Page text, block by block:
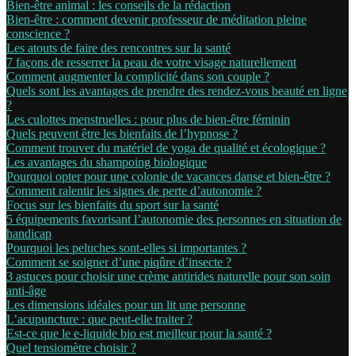
Bien-être animal : les conseils de la rédaction
Bien-être : comment devenir professeur de méditation pleine
conscience ?
Les atouts de faire des rencontres sur la santé
7 façons de resserrer la peau de votre visage naturellement
Comment augmenter la complicité dans son couple ?
Quels sont les avantages de prendre des rendez-vous beauté en ligne
?
Les culottes menstruelles : pour plus de bien-être féminin
Quels peuvent être les bienfaits de l’hypnose ?
Comment trouver du matériel de yoga de qualité et écologique ?
Les avantages du shampoing biologique
Pourquoi opter pour une colonie de vacances danse et bien-être ?
Comment ralentir les signes de perte d’autonomie ?
Focus sur les bienfaits du sport sur la santé
5 équipements favorisant l’autonomie des personnes en situation de
handicap
Pourquoi les peluches sont-elles si importantes ?
Comment se soigner d’une piqûre d’insecte ?
3 astuces pour choisir une crème antirides naturelle pour son soin
anti-âge
Les dimensions idéales pour un lit une personne
L’acupuncture : que peut-elle traiter ?
Est-ce que le e-liquide bio est meilleur pour la santé ?
Quel tensiomètre choisir ?